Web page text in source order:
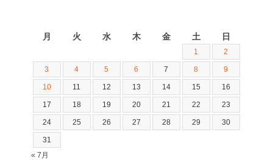
月 火 水 木 金 土 日
1 2
3 4 5 6 7 8 9
10 11 12 13 14 15 16
17 18 19 20 21 22 23
24 25 26 27 28 29 30
31
« 7月